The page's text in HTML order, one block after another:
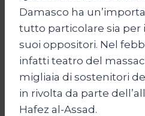
Damasco ha
tutto particolare sia per
suoi oppositori. Nel
infatti teatro del
migliaia di sostenitori
in rivolta da parte
Hafez al-Assad.